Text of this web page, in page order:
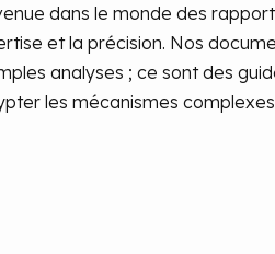
dans le monde des
et la précision. Nos
analyses ; ce sont des
les mécanismes